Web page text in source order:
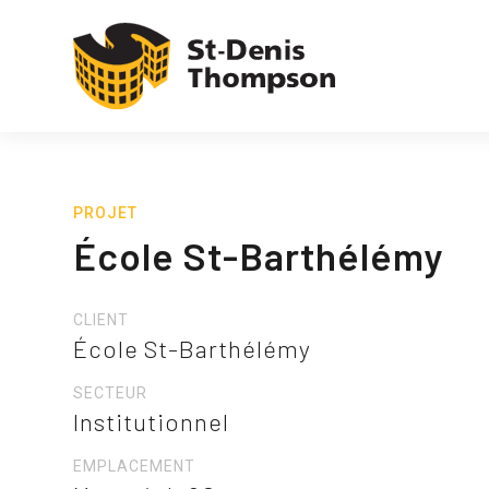
PROJET
École St-Barthélémy
CLIENT
École St-Barthélémy
SECTEUR
Institutionnel
EMPLACEMENT